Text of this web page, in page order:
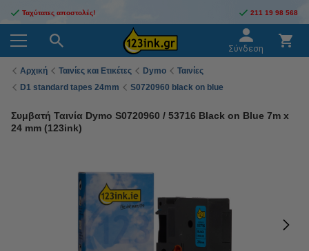
Ταχύτατες αποστολές! 211 19 98 568
Σύνδεση
Αρχική Ταινίες και Ετικέτες Dymo
Ταινίες
D1 standard tapes 24mm
S0720960 black on blue
Συμβατή Ταινία Dymo S0720960 / 53716 Black on Blue 7m x
24 mm (123ink)